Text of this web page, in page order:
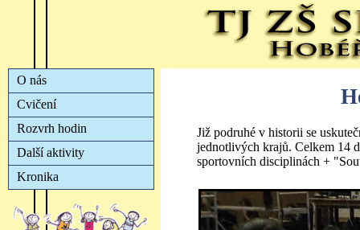
Již podruhé v historii se
jednotlivých krajů. Celkem 14
sportovních disciplinách +